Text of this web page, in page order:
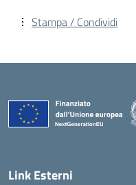
Stampa / Condividi
Link Esterni